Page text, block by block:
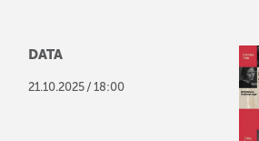
DATA
21 .10.2025 / 18:00